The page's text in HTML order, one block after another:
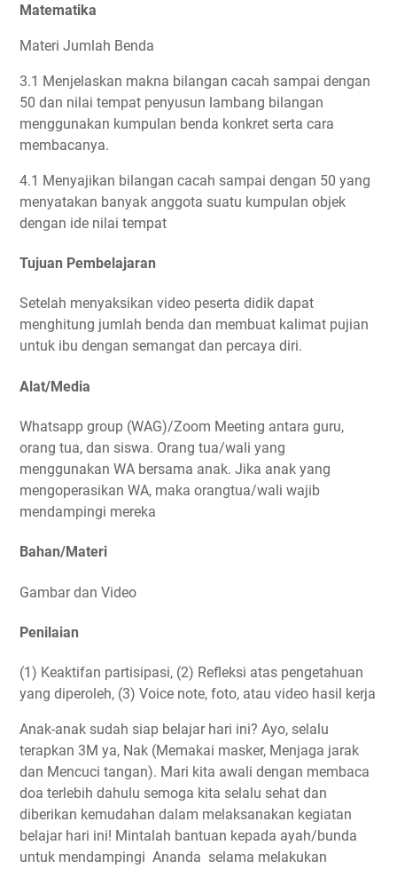
Matematika
Materi Jumlah Benda
3.1 Menjelaskan makna bilangan cacah sampai dengan
50 dan nilai tempat penyusun lambang bilangan
menggunakan kumpulan benda konkret serta cara
membacanya.
4.1 Menyajikan bilangan cacah sampai dengan 50 yang
menyatakan banyak anggota suatu kumpulan objek
dengan ide nilai tempat
Tujuan Pembelajaran
Setelah menyaksikan video peserta didik dapat
menghitung jumlah benda dan membuat kalimat pujian
untuk ibu dengan semangat dan percaya diri.
Alat/Media
Whatsapp group (WAG)/Zoom Meeting antara guru,
orang tua, dan siswa. Orang tua/wali yang
menggunakan WA bersama anak. Jika anak yang
mengoperasikan WA, maka orangtua/wali wajib
mendampingi mereka
Bahan/Materi
Gambar dan Video
Penilaian
(1) Keaktifan partisipasi, (2) Refleksi atas pengetahuan
yang diperoleh, (3) Voice note, foto, atau video hasil kerja
Anak-anak sudah siap belajar hari ini? Ayo, selalu
terapkan 3M ya, Nak (Memakai masker, Menjaga jarak
dan Mencuci tangan). Mari kita awali dengan membaca
doa terlebih dahulu semoga kita selalu sehat dan
diberikan kemudahan dalam melaksanakan kegiatan
belajar hari ini! Mintalah bantuan kepada ayah/bunda
untuk mendampingi Ananda selama melakukan